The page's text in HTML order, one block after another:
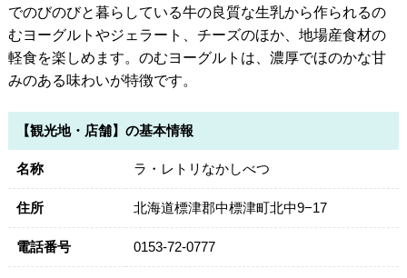
でのびのびと暮らしている牛の良質な生乳から作られるの
むヨーグルトやジェラート、チーズのほか、地場産食材の
軽食を楽しめます。のむヨーグルトは、濃厚でほのかな甘
みのある味わいが特徴です。
【観光地・店舗】の基本情報
名称 ラ・レトリなかしべつ
住所 北海道標津郡中標津町北中9−17
電話番号 0153-72-0777